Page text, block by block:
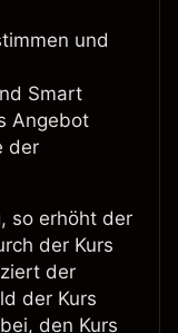
und
Smart
Angebot
der
so erhöht der
der Kurs
der
der Kurs
den Kurs